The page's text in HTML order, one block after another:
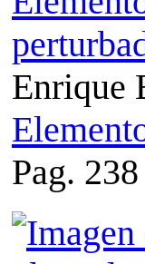
Enrique
Pag. 238